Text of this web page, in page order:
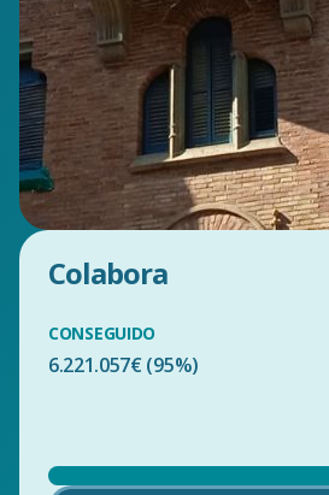
Colabora
CONSEGUIDO
6.221.057€ (95%)